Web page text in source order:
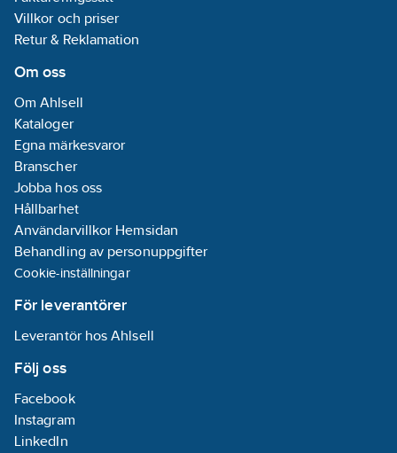
Villkor och priser
Retur & Reklamation
Om oss
Om Ahlsell
Kataloger
Egna märkesvaror
Branscher
Jobba hos oss
Hållbarhet
Användarvillkor Hemsidan
Behandling av personuppgifter
Cookie-inställningar
För leverantörer
Leverantör hos Ahlsell
Följ oss
Facebook
Instagram
LinkedIn